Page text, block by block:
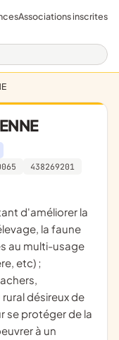
Associations inscrites
438269201
la faune
au multi-usage
etc) ;
désireux de
se protéger de la
à un